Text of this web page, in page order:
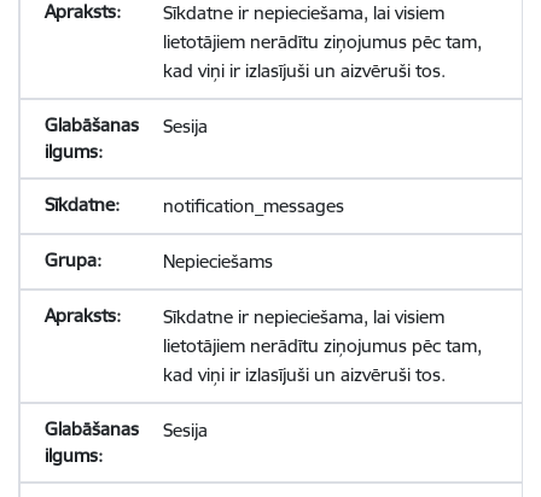
Sīkdatne ir nepieciešama, lai visiem
lietotājiem nerādītu ziņojumus pēc tam,
kad viņi ir izlasījuši un aizvēruši tos.
Sesija
notification_messages
Nepieciešams
Sīkdatne ir nepieciešama, lai visiem
lietotājiem nerādītu ziņojumus pēc tam,
kad viņi ir izlasījuši un aizvēruši tos.
Sesija